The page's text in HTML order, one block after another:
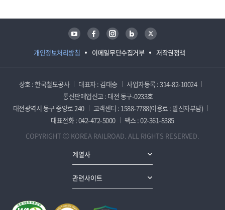
개인정보처리방침 이메일무단수집거부 저작권정책
유튜브 페이스북 인스타그램 블로그 트위터
상호 : 한국철도공사 대표자 : 김태승
사업자등록 : 314-82-10024
통신판매업신고 : 대전 동구-0233호
대전광역시 동구 중앙로 240
고객센터 : 1588-7788(이용료 : 발신자부담)
대표전화 : 042-472-5000
팩스 : 02-361-8385
COPYRIGHT ⓒ KOREA RAILROAD. ALL RIGHTS RESERVED.
계열사
관련사이트